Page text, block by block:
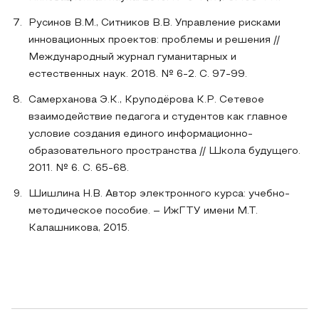
Русинов В.М., Ситников В.В. Управление рисками
инновационных проектов: проблемы и решения //
Международный журнал гуманитарных и
естественных наук. 2018. № 6-2. С. 97-99.
Самерханова Э.К., Круподёрова К.Р. Сетевое
взаимодействие педагога и студентов как главное
условие создания единого информационно-
образовательного пространства // Школа будущего.
2011. № 6. С. 65-68.
Шишлина Н.В. Автор электронного курса: учебно-
методическое пособие. – ИжГТУ имени М.Т.
Калашникова, 2015.